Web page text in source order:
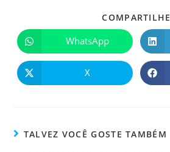
COMPARTILHE
WhatsApp
X
TALVEZ VOCÊ GOSTE TAMBÉM